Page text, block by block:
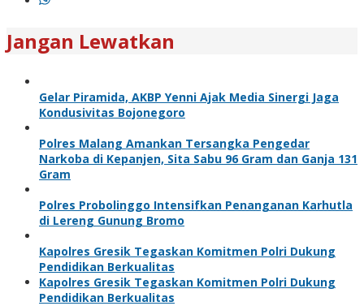
Jangan Lewatkan
Gelar Piramida, AKBP Yenni Ajak Media Sinergi Jaga
Kondusivitas Bojonegoro
Polres Malang Amankan Tersangka Pengedar
Narkoba di Kepanjen, Sita Sabu 96 Gram dan Ganja 131
Gram
Polres Probolinggo Intensifkan Penanganan Karhutla
di Lereng Gunung Bromo
Kapolres Gresik Tegaskan Komitmen Polri Dukung
Pendidikan Berkualitas
Kapolres Gresik Tegaskan Komitmen Polri Dukung
Pendidikan Berkualitas